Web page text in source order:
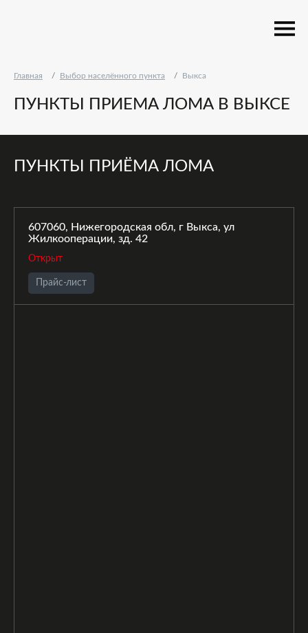
Главная Выбор населённого пункта Выкса
ПУНКТЫ ПРИЕМА ЛОМА В ВЫКСЕ
ПУНКТЫ ПРИЁМА ЛОМА
607060, Нижегородская обл, г Выкса, ул
Жилкооперации, зд. 42
Открыт
Прайс-лист